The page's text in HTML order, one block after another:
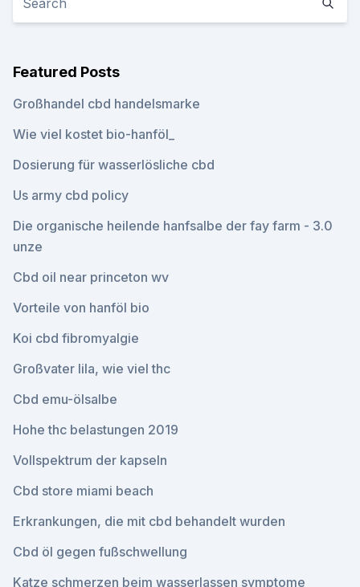
Featured Posts
Großhandel cbd handelsmarke
Wie viel kostet bio-hanföl_
Dosierung für wasserlösliche cbd
Us army cbd policy
Die organische heilende hanfsalbe der fay farm - 3.0
unze
Cbd oil near princeton wv
Vorteile von hanföl bio
Koi cbd fibromyalgie
Großvater lila, wie viel thc
Cbd emu-ölsalbe
Hohe thc belastungen 2019
Vollspektrum der kapseln
Cbd store miami beach
Erkrankungen, die mit cbd behandelt wurden
Cbd öl gegen fußschwellung
Katze schmerzen beim wasserlassen symptome